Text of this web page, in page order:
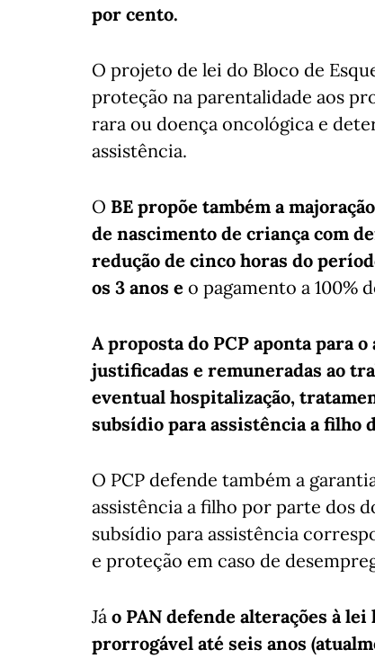
por cento.
O projeto de lei do Bloco de
proteção na parentalidade aos
rara ou doença oncológica e
assistência.
O BE propõe também a
de nascimento de criança com
redução de cinco horas do
os 3 anos e o pagamento a 100%
A proposta do PCP aponta para
justificadas e remuneradas ao
eventual hospitalização,
subsídio para assistência a filho
O PCP defende também a
assistência a filho por parte dos
subsídio para assistência
e proteção em caso de
Já o PAN defende alterações à
prorrogável até seis anos